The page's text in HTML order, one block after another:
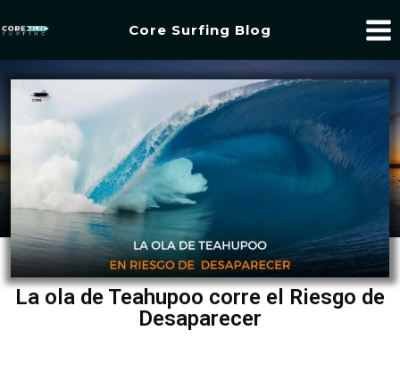
Core Surfing Blog
La ola de Teahupoo corre el Riesgo de
Desaparecer